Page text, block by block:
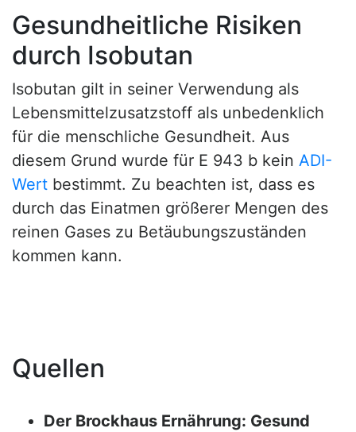
Gesundheitliche Risiken
durch Isobutan
Isobutan gilt in seiner Verwendung als
Lebensmittelzusatzstoff als unbedenklich
für die menschliche Gesundheit. Aus
diesem Grund wurde für E 943 b kein ADI-
Wert bestimmt. Zu beachten ist, dass es
durch das Einatmen größerer Mengen des
reinen Gases zu Betäubungszuständen
kommen kann.
Quellen
Der Brockhaus Ernährung: Gesund